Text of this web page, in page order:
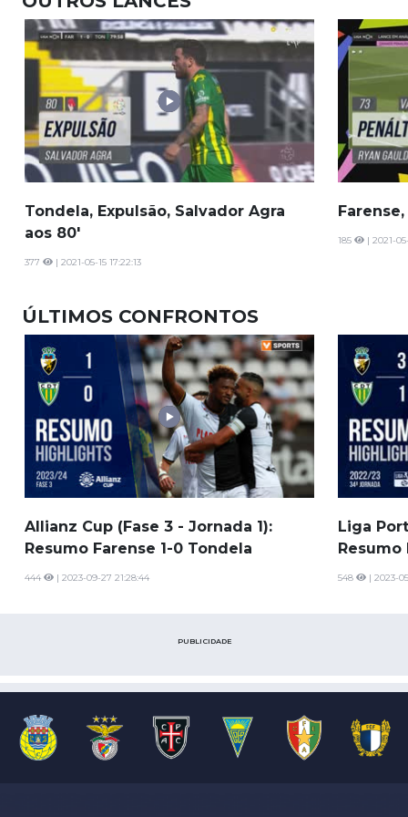
Tondela, Expulsão, Salvador Agra
aos 80'
377 | 2021-05-15 17:22:13
185 | 2021-
ÚLTIMOS CONFRONTOS
Allianz Cup (Fase 3 - Jornada 1):
Resumo Farense 1-0 Tondela
444 | 2023-09-27 21:28:44
Liga
Resumo
548 | 2023-
PUBLICIDADE